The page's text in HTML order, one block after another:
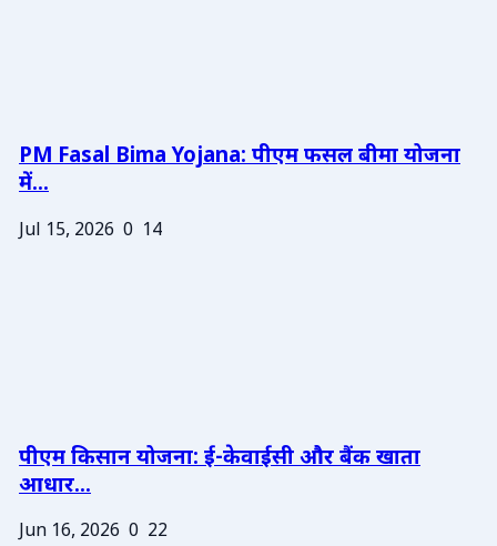
PM Fasal Bima Yojana: पीएम फसल बीमा योजना
में...
Jul 15, 2026 0 14
पीएम किसान योजना: ई-केवाईसी और बैंक खाता
आधार...
Jun 16, 2026 0 22